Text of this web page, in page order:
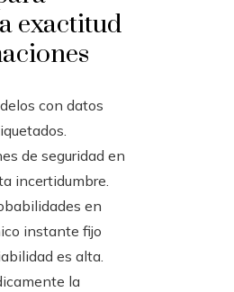
exactitud
con datos
de seguridad en
incertidumbre.
en
instante fijo
es alta.
la